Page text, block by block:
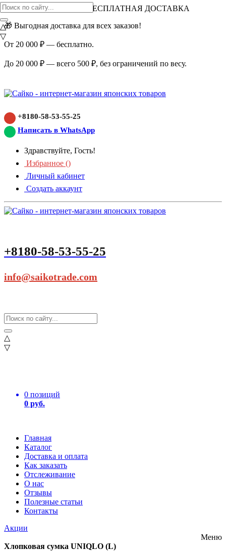
ВНИМАНИЕ АКЦИЯ!
БЕСПЛАТНАЯ ДОСТАВКА
🎁 Выгодная доставка для всех заказов!
От 20 000 ₽ — бесплатно.
До 20 000 ₽ — всего 500 ₽, без ограничений по весу.
+8180-58-53-55-25
Написать в WhatsApp
Здравствуйте, Гость!
Избранное ()
Личный кабинет
Создать аккаунт
+8180-58-53-55-25
info@saikotrade.com
△
▽
0 позиций
0 руб.
Главная
Каталог
Доставка и оплата
Как заказать
Отслеживание
О нас
Отзывы
Полезные статьи
Контакты
Акции
△
▽
Меню
Хлопковая сумка UNIQLO (L)